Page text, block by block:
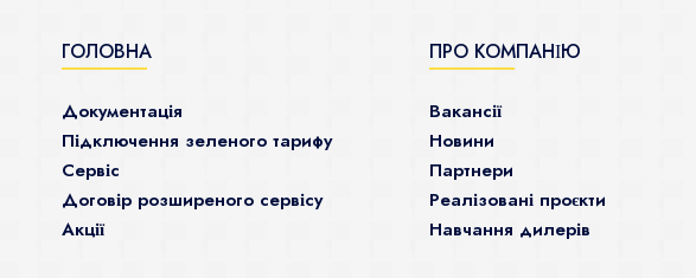
ГОЛОВНА
Документація
Підключення зеленого тарифу
Сервіс
Договір розширеного сервісу
Акції
ПРО КОМПАНІЮ
Ваканcії
Новини
Партнери
Реалізовані проєкти
Навчання дилерів